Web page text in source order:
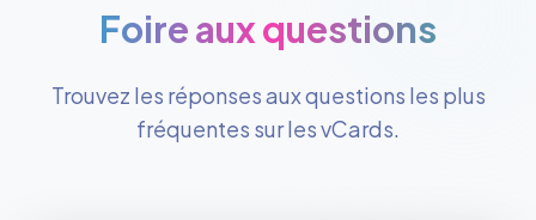
Foire aux questions
Trouvez les réponses aux questions les plus
fréquentes sur les vCards.